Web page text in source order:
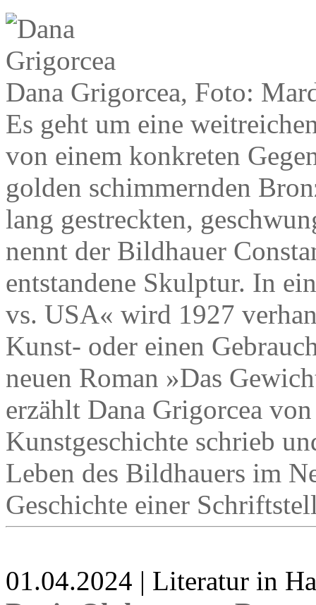
Dana Grigorcea, Foto:
Es geht um eine
von einem konkreten
golden schimmernden
lang gestreckten,
nennt der Bildhauer
entstandene Skulptur. In
vs. USA« wird 1927
Kunst- oder einen
neuen Roman »Das
erzählt Dana Grigorcea
Kunstgeschichte schrieb
Leben des Bildhauers im
Geschichte einer
01.04.2024 | Literatur in